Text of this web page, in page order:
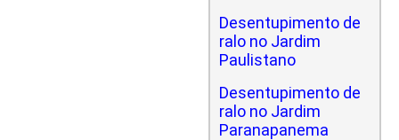
Desentupimento de
ralo no Jardim
Paulistano
Desentupimento de
ralo no Jardim
Paranapanema